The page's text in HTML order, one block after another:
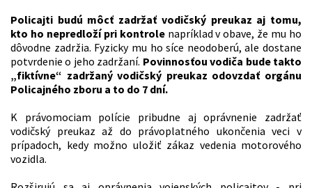
Policajti budú môcť zadržať vodičský preukaz aj tomu,
kto ho nepredloží pri kontrolenapríklad v obave, že mu ho
dôvodne zadržia. Fyzicky mu ho síce neodoberú, ale dostane
potvrdenie o jeho zadržaní. Povinnosťou vodiča bude takto
„fiktívne“ zadržaný vodičský preukaz odovzdať orgánu
Policajného zboru a to do 7 dní.
K právomociam polície pribudne aj oprávnenie zadržať
vodičský preukaz až do právoplatného ukončenia veci v
prípadoch, kedy možno uložiť zákaz vedenia motorového
vozidla.